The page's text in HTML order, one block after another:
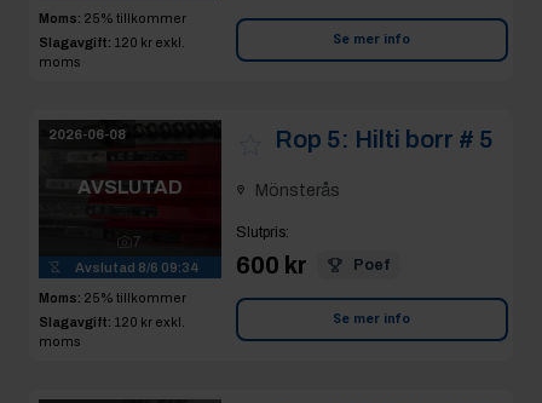
Moms: 25% tillkommer
Slagavgift: 120 kr exkl.
moms
Se mer info
2026-06-08
AVSLUTAD
7
Avslutad 8/6 09:34
Moms: 25% tillkommer
Slagavgift: 120 kr exkl.
moms
Rop 5: Hilti borr # 5
Mönsterås
Slutpris:
600 kr Poef
Se mer info